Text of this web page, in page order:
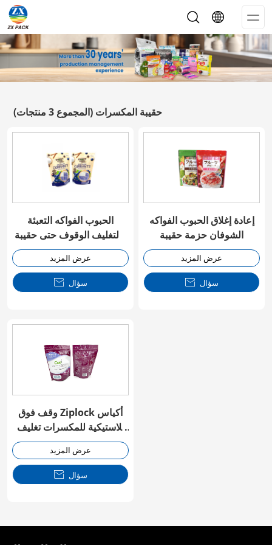
حقيبة المكسرات (المجموع 3 منتجات)
الحبوب الفواكه التعبئة
والتغليف الوقوف حتى حقيبة
مع نافذة
عرض المزيد
 سؤال
إعادة إغلاق الحبوب الفواكه
الشوفان حزمة حقيبة
عرض المزيد
 سؤال
وقف فوق Ziplock أكياس
بلاستيكية للمكسرات تغليف
الأغذية
عرض المزيد
 سؤال